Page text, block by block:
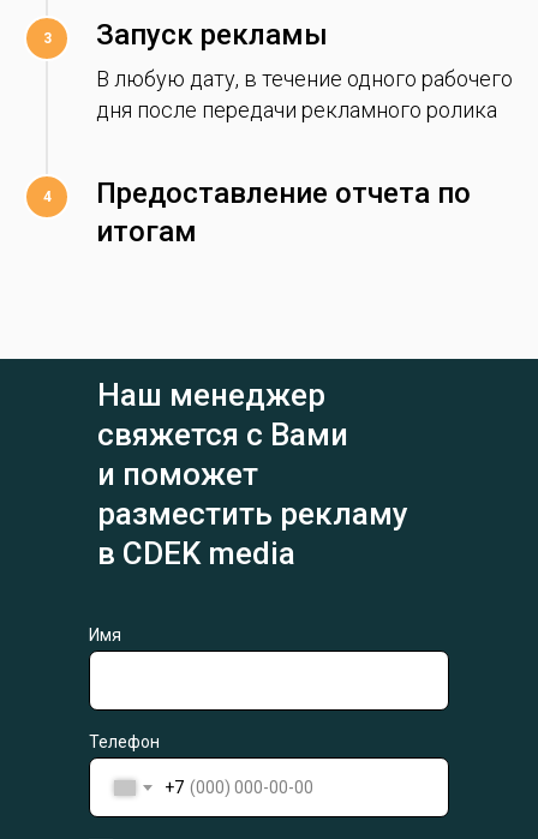
Запуск рекламы
В любую дату, в течение одного рабочего
дня после передачи рекламного ролика
Предоставление отчета по
итогам
Наш менеджер
свяжется с Вами
и поможет
разместить рекламу
в CDEK media
Имя
Телефон
+7